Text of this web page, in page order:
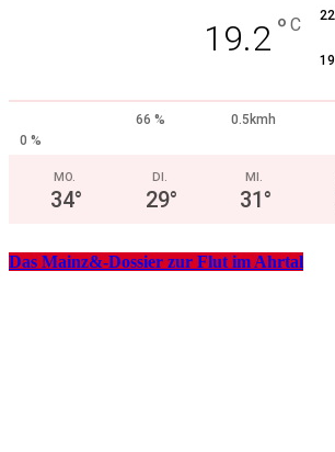
19.2 ° C 22
66 %
0.5kmh
0 %
MO.
34°
DI.
29°
MI.
31°
Das Mainz&-Dossier zur Flut im Ahrtal